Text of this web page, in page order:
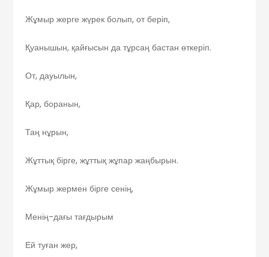
Жұмыр жерге жүрек болып, от беріп,
Қуанышын, қайғысын да тұрсаң бастан өткеріп.
От, дауылын,
Қар, боранын,
Таң нұрын,
Жұттық бірге, жұттық жұпар жаңбырын.
Жұмыр жермен бірге сенің,
Менің-дағы тағдырым
Ей туған жер,